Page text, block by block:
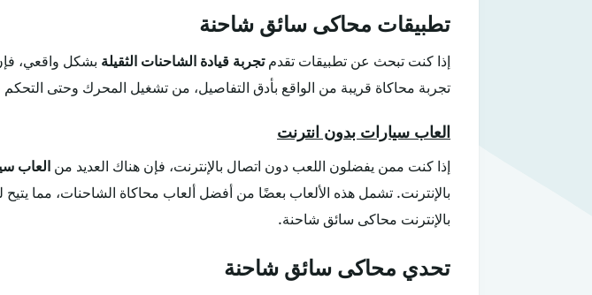
تطبيقات محاكى سائق شاحنة
إذا كنت تبحث عن تطبيقات تقدمتجربة قيادة الشاحنات الثقيلة بشكل واقعي،
تجربة محاكاة قريبة من الواقع بأدق التفاصيل، من تشغيل المحرك وحتى
العاب سيارات بدون انترنت
إذا كنت ممن يفضلون اللعب دون اتصال بالإنترنت، فإن هناك العديد من العاب
بالإنترنت. تشمل هذه الألعاب بعضًا من أفضل ألعاب محاكاة الشاحنات، مما
بالإنترنت محاكى سائق شاحنة.
تحدي محاكى سائق شاحنة